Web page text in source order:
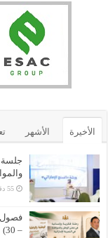
الأخيرة الأشهر
جلسة
– 30)